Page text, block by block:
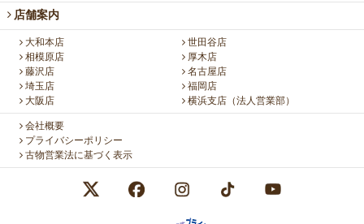
店舗案内
大和本店
世田谷店
相模原店
厚木店
藤沢店
名古屋店
埼玉店
福岡店
大阪店
横浜支店（法人営業部）
会社概要
プライバシーポリシー
古物営業法に基づく表示